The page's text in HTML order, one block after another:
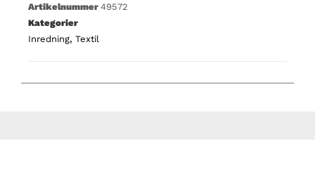
Artikelnummer 49572
Kategorier
Inredning, Textil